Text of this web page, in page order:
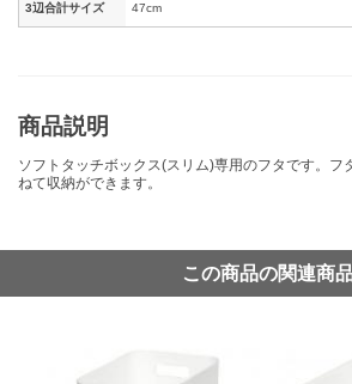
3辺合計サイズ 47cm
商品説明
ソフトタッチボックス(スリム)専用のフタです。フ
ねて収納ができます。
この商品の関連商